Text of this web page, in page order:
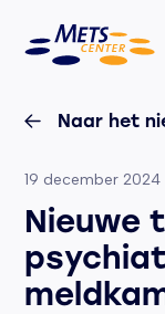
METS Center,
Naar het
Geplaatst op:
19 december 2024
Nieuwe